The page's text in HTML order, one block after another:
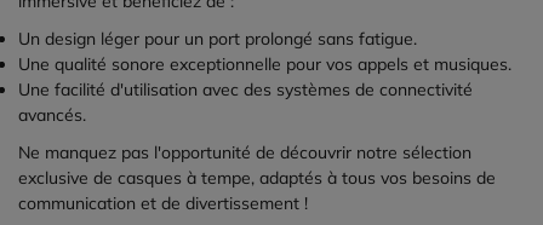
Un design léger pour un port prolongé sans fatigue.
Une qualité sonore exceptionnelle pour vos appels et musiques.
Une facilité d'utilisation avec des systèmes de connectivité
avancés.
Ne manquez pas l'opportunité de découvrir notre sélection
exclusive de casques à tempe, adaptés à tous vos besoins de
communication et de divertissement !